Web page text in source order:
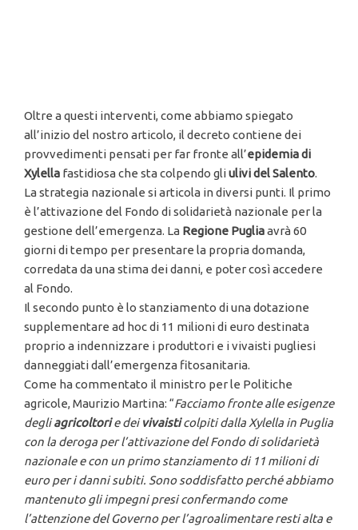
Oltre a questi interventi, come abbiamo spiegato
all’inizio del nostro articolo, il decreto contiene dei
provvedimenti pensati per far fronte all’epidemia di
Xylella fastidiosa che sta colpendo gliulivi del Salento.
La strategia nazionale si articola in diversi punti. Il primo
è l’attivazione del Fondo di solidarietà nazionale per la
gestione dell’emergenza. La Regione Pugliaavrà 60
giorni di tempo per presentare la propria domanda,
corredata da una stima dei danni, e poter così accedere
al Fondo.
Il secondo punto è lo stanziamento di una dotazione
supplementare ad hoc di 11 milioni di euro destinata
proprio a indennizzare i produttori e i vivaisti pugliesi
danneggiati dall’emergenza fitosanitaria.
Come ha commentato il ministro per le Politiche
agricole, Maurizio Martina: “Facciamo fronte alle esigenze
degliagricoltorie deivivaisticolpiti dalla Xylella in Puglia
con la deroga per l’attivazione del Fondo di solidarietà
nazionale e con un primo stanziamento di 11 milioni di
euro per i danni subiti. Sono soddisfatto perché abbiamo
mantenuto gli impegni presi confermando come
l’attenzione del Governo per l’agroalimentare resti alta e